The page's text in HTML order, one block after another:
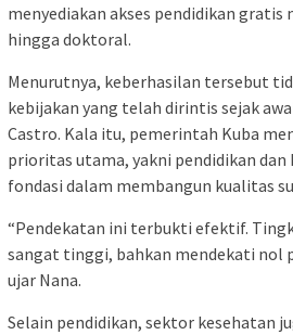
menyediakan akses pendidikan gratis
hingga doktoral.
Menurutnya, keberhasilan tersebut
kebijakan yang telah dirintis sejak
Castro. Kala itu, pemerintah Kuba
prioritas utama, yakni pendidikan dan
fondasi dalam membangun kualitas
“Pendekatan ini terbukti efektif.
sangat tinggi, bahkan mendekati nol
ujar Nana.
Selain pendidikan, sektor kesehatan